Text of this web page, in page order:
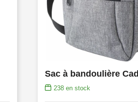
238 en stock